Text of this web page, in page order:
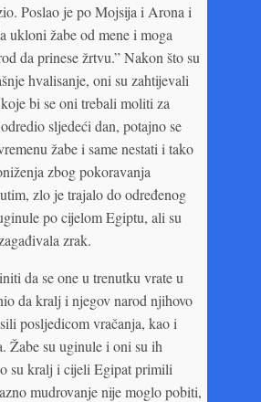
Poslao je po Mojsija i Arona i
ukloni žabe od mene i moga
da prinese žrtvu.” Nakon što su
hvalisanje, oni su zahtijevali
bi se oni trebali moliti za
sljedeći dan, potajno se
žabe i same nestati i tako
zbog pokoravanja
zlo je trajalo do određenog
po cijelom Egiptu, ali su
zrak.
da se one u trenutku vrate u
da kralj i njegov narod njihovo
posljedicom vračanja, kao i
Žabe su uginule i oni su ih
su kralj i cijeli Egipat primili
mudrovanje nije moglo pobiti,